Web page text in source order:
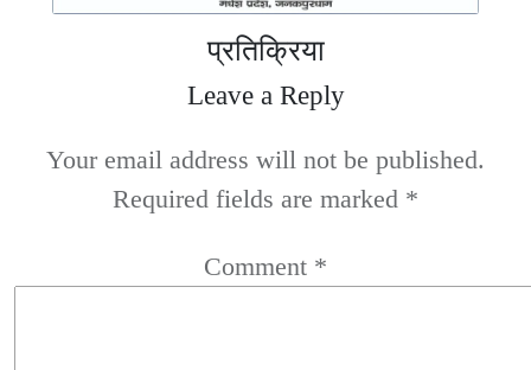
प्रतिक्रिया
Leave a Reply
Your email address will not be published.
Required fields are marked *
Comment *